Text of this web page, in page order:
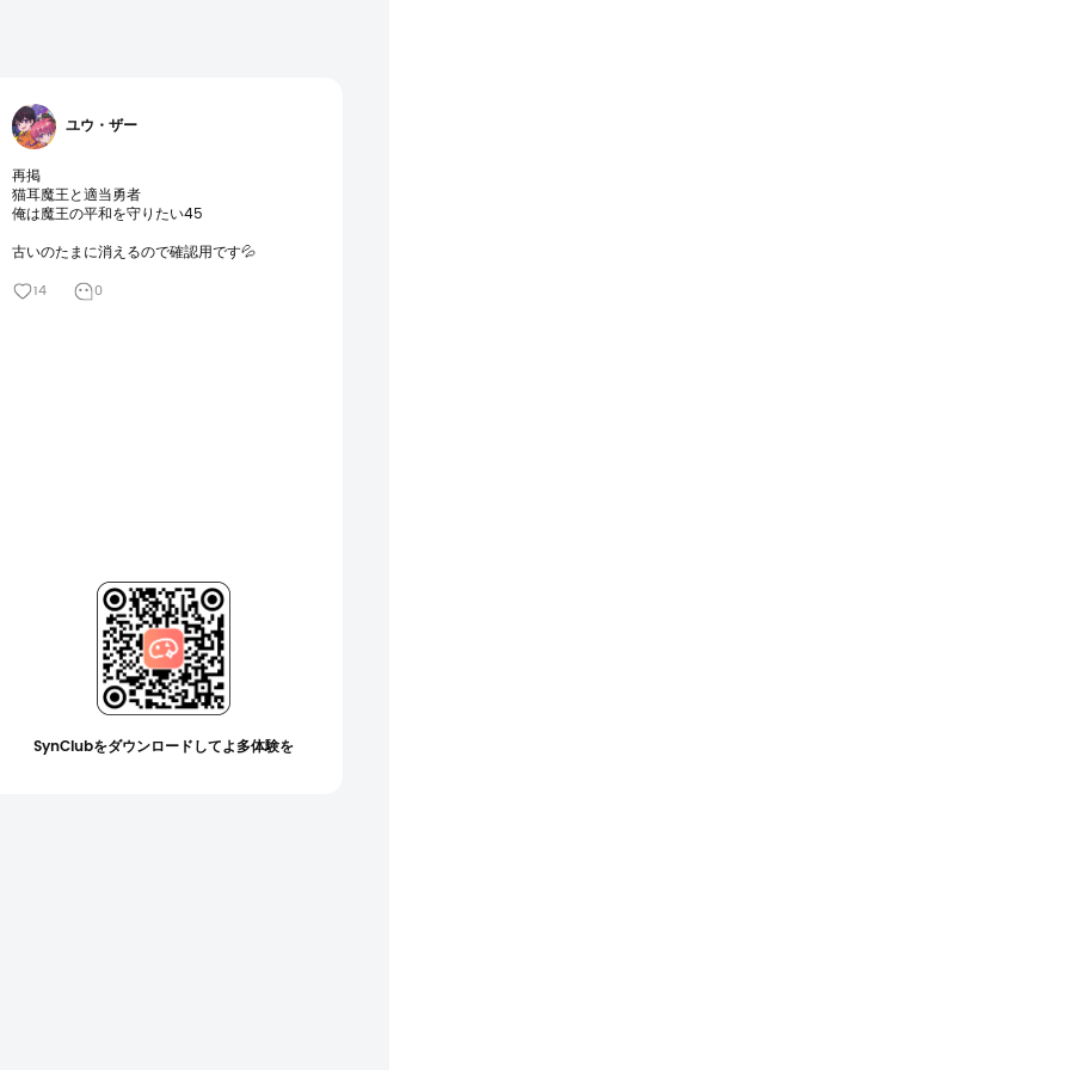
ユウ・ザー
再掲
猫耳魔王と適当勇者
俺は魔王の平和を守りたい45
古いのたまに消えるので確認用です💦
14 0
SynClubをダウンロードしてよ多体験を